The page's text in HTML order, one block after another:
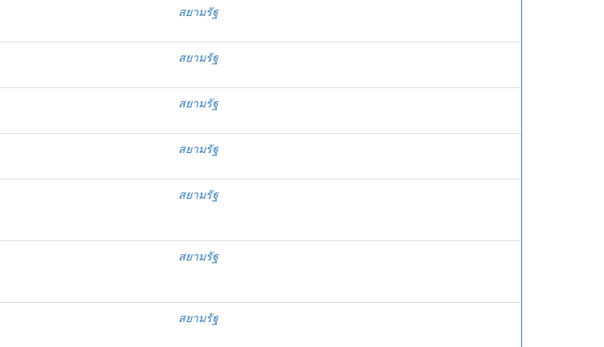
สยามรัฐ
สยามรัฐ
สยามรัฐ
สยามรัฐ
สยามรัฐ
สยามรัฐ
สยามรัฐ